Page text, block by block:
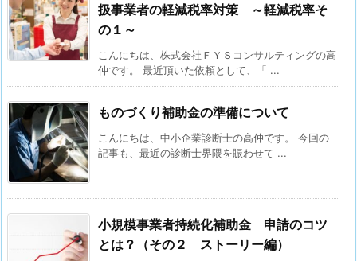
扱事業者の軽減税率対策 ～軽減税率そ
の１～
こんにちは、株式会社ＦＹＳコンサルティングの高
仲です。 最近頂いた依頼として、「 ...
ものづくり補助金の準備について
こんにちは、中小企業診断士の高仲です。 今回の
記事も、最近の診断士界隈を賑わせて ...
小規模事業者持続化補助金 申請のコツ
とは？（その２ ストーリー編）